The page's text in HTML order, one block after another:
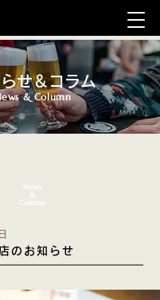
せ＆コラム
& Column
News
&
Column
のお知らせ